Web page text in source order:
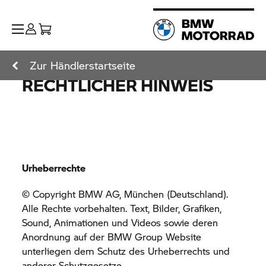
Zur Händlerstartseite
RECHTLICHER HINWEIS
Urheberrechte
© Copyright BMW AG, München (Deutschland).
Alle Rechte vorbehalten. Text, Bilder, Grafiken,
Sound, Animationen und Videos sowie deren
Anordnung auf der BMW Group Website
unterliegen dem Schutz des Urheberrechts und